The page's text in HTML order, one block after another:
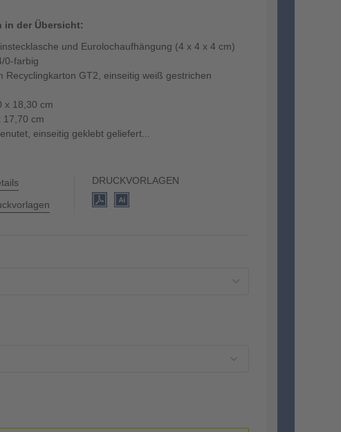
in der Übersicht:
und Eurolochaufhängung (4 x 4 x 4 cm)
0-farbig
Recyclingkarton GT2, einseitig weiß gestrichen
x 18,30 cm
17,70 cm
einseitig geklebt geliefert...
DRUCKVORLAGEN